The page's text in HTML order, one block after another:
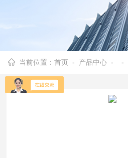
当前位置：首页 - 产品中心 - -